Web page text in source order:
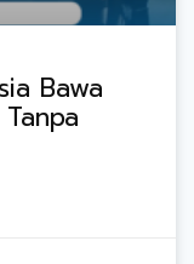
Bawa